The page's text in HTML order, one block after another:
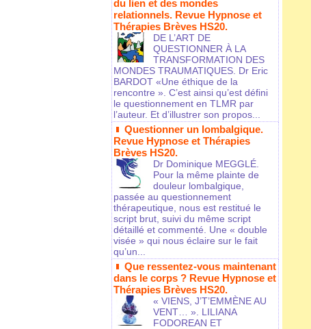
du lien et des mondes
relationnels. Revue Hypnose et
Thérapies Brèves HS20.
DE L’ART DE
QUESTIONNER À LA
TRANSFORMATION DES
MONDES TRAUMATIQUES. Dr Eric
BARDOT «Une éthique de la
rencontre ». C’est ainsi qu’est défini
le questionnement en TLMR par
l’auteur. Et d’illustrer son propos...
Questionner un lombalgique.
Revue Hypnose et Thérapies
Brèves HS20.
Dr Dominique MEGGLÉ.
Pour la même plainte de
douleur lombalgique,
passée au questionnement
thérapeutique, nous est restitué le
script brut, suivi du même script
détaillé et commenté. Une « double
visée » qui nous éclaire sur le fait
qu’un...
Que ressentez-vous maintenant
dans le corps ? Revue Hypnose et
Thérapies Brèves HS20.
« VIENS, J’T’EMMÈNE AU
VENT… ». LILIANA
FODOREAN ET